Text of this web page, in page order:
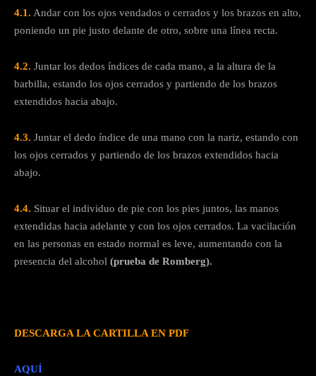
4.1. Andar con los ojos vendados o cerrados y los brazos en alto,
poniendo un pie justo delante de otro, sobre una línea recta.
4.2. Juntar los dedos índices de cada mano, a la altura de la
barbilla, estando los ojos cerrados y partiendo de los brazos
extendidos hacia abajo.
4.3. Juntar el dedo índice de una mano con la nariz, estando con
los ojos cerrados y partiendo de los brazos extendidos hacia
abajo.
4.4. Situar el individuo de pie con los pies juntos, las manos
extendidas hacia adelante y con los ojos cerrados. La vacilación
en las personas en estado normal es leve, aumentando con la
presencia del alcohol (prueba de Romberg).
DESCARGA LA CARTILLA EN PDF
AQUÍ